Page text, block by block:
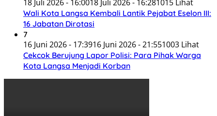
18 Juli 2026 - 16:0018 Juli 2026 - 16:281015 Lihat
Wali Kota Langsa Kembali Lantik Pejabat Eselon III:
16 Jabatan Dirotasi
7
16 Juni 2026 - 17:3916 Juni 2026 - 21:551003 Lihat
Cekcok Berujung Lapor Polisi: Para Pihak Warga
Kota Langsa Menjadi Korban